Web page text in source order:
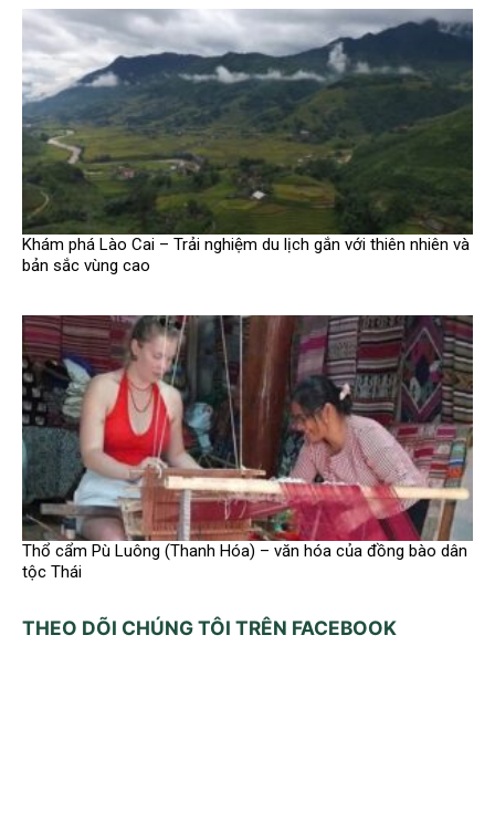
Khám phá Lào Cai – Trải nghiệm du lịch gắn với thiên nhiên và
bản sắc vùng cao
Thổ cẩm Pù Luông (Thanh Hóa) – văn hóa của đồng bào dân
tộc Thái
THEO DÕI CHÚNG TÔI TRÊN FACEBOOK